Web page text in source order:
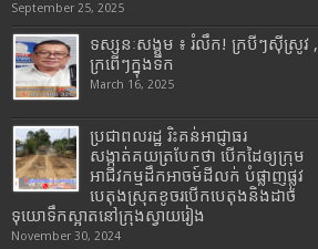
September 25, 2025
ទស្សនៈសង្គម ៖ រំលឹក! ក្របីៗស៊ីស្រូវ ,
ក្រពើៗក្នុងទឹក
March 16, 2025
ប្រជាពលរដ្ឋ រិះគន់អាជ្ញាធរ
សង្កាត់គយត្របែកថា បើកដៃឲ្យក្រុម
អាជីវកម្មដឹកអាចម៍ដីលក់ បំផ្លាញផ្លូវ
បេតុងស្រុតខូចរបើកបេតុងនិងដាច់
ទុយោទឹកស្អាតនៅក្រុងស្វាយរៀង
November 30, 2024